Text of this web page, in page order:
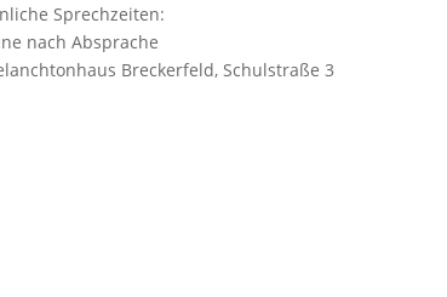
Sprechzeiten:
nach Absprache
Breckerfeld, Schulstraße 3